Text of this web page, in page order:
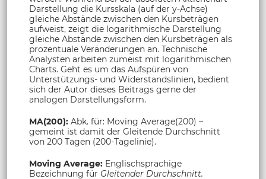
Darstellung die Kursskala (auf der y-Achse)
gleiche Abstände zwischen den Kursbeträgen
aufweist, zeigt die logarithmische Darstellung
gleiche Abstände zwischen den Kursbeträgen als
prozentuale Veränderungen an. Technische
Analysten arbeiten zumeist mit logarithmischen
Charts. Geht es um das Aufspüren von
Unterstützungs- und Widerstandslinien, bedient
sich der Autor dieses Beitrags gerne der
analogen Darstellungsform.
MA(200): Abk. für: Moving Average(200) –
gemeint ist damit der Gleitende Durchschnitt
von 200 Tagen (200-Tagelinie).
Moving Average: Englischsprachige
Bezeichnung für Gleitender Durchschnitt.